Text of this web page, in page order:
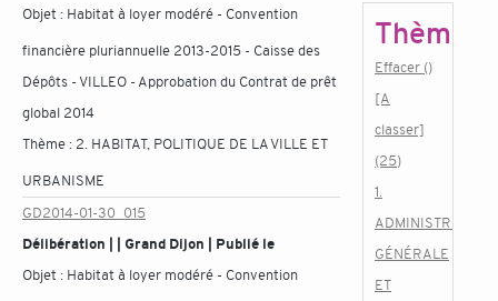
Objet : Habitat à loyer modéré - Convention
financière pluriannuelle 2013-2015 - Caisse des
Dépôts - VILLEO - Approbation du Contrat de prêt
global 2014
Thème : 2. HABITAT, POLITIQUE DE LA VILLE ET
URBANISME
GD2014-01-30_015
Délibération | | Grand Dijon | Publié le
Objet : Habitat à loyer modéré - Convention
Thème
Effacer ()
[A
classer]
(25)
1.
ADMINISTRATION
GÉNÉRALE
ET